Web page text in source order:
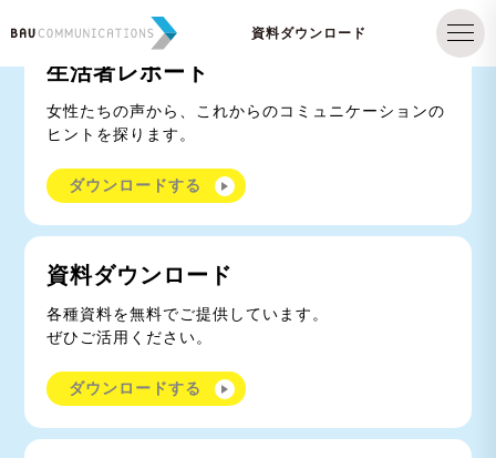
資料ダウンロード
生活者レポート
女性たちの声から、これからのコミュニケーションの
ヒントを探ります。
ダウンロードする
資料ダウンロード
各種資料を無料でご提供しています。
ぜひご活用ください。
ダウンロードする